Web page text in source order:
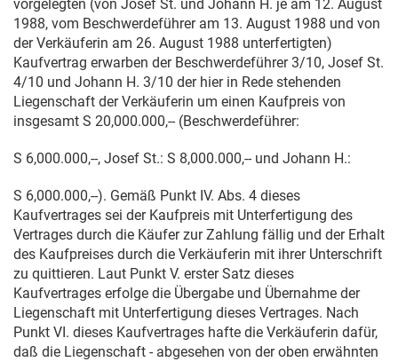
vorgelegten (von Josef St. und Johann H. je am 12. August
1988, vom Beschwerdeführer am 13. August 1988 und von
der Verkäuferin am 26. August 1988 unterfertigten)
Kaufvertrag erwarben der Beschwerdeführer 3/10, Josef St.
4/10 und Johann H. 3/10 der hier in Rede stehenden
Liegenschaft der Verkäuferin um einen Kaufpreis von
insgesamt S 20,000.000,-- (Beschwerdeführer:
S 6,000.000,--, Josef St.: S 8,000.000,-- und Johann H.:
S 6,000.000,--). Gemäß Punkt IV. Abs. 4 dieses
Kaufvertrages sei der Kaufpreis mit Unterfertigung des
Vertrages durch die Käufer zur Zahlung fällig und der Erhalt
des Kaufpreises durch die Verkäuferin mit ihrer Unterschrift
zu quittieren. Laut Punkt V. erster Satz dieses
Kaufvertrages erfolge die Übergabe und Übernahme der
Liegenschaft mit Unterfertigung dieses Vertrages. Nach
Punkt VI. dieses Kaufvertrages hafte die Verkäuferin dafür,
daß die Liegenschaft - abgesehen von der oben erwähnten